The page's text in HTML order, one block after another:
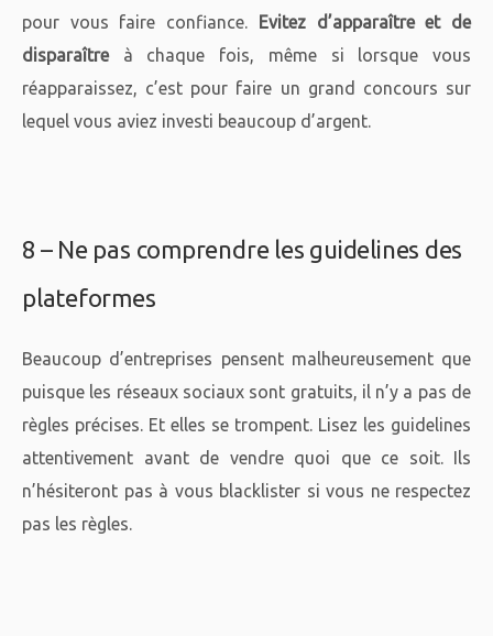
pour vous faire confiance. Evitez d’apparaître et de
disparaîtreà chaque fois, même si lorsque vous
réapparaissez, c’est pour faire un grand concours sur
lequel vous aviez investi beaucoup d’argent.
8 – Ne pas comprendre les guidelines des
plateformes
Beaucoup d’entreprises pensent malheureusement que
puisque les réseaux sociaux sont gratuits, il n’y a pas de
règles précises. Et elles se trompent. Lisez les guidelines
attentivement avant de vendre quoi que ce soit. Ils
n’hésiteront pas à vous blacklister si vous ne respectez
pas les règles.